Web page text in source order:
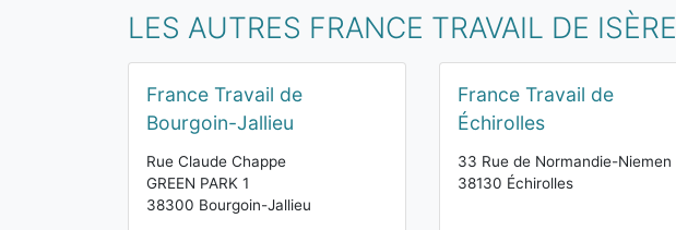
LES AUTRES FRANCE TRAVAIL DE ISÈRE
France Travail de
Bourgoin-Jallieu
Rue Claude Chappe
GREEN PARK 1
38300 Bourgoin-Jallieu
France Travail de
Échirolles
33 Rue de Normandie-Niemen
38130 Échirolles